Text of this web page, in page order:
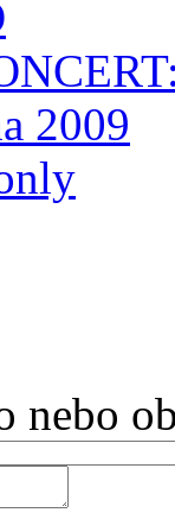
2009
nebo